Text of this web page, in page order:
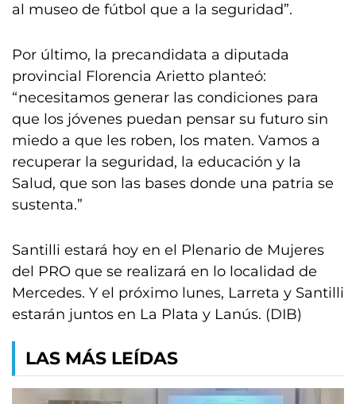
al museo de fútbol que a la seguridad”.
Por último, la precandidata a diputada
provincial Florencia Arietto planteó:
“necesitamos generar las condiciones para
que los jóvenes puedan pensar su futuro sin
miedo a que les roben, los maten. Vamos a
recuperar la seguridad, la educación y la
Salud, que son las bases donde una patria se
sustenta.”
Santilli estará hoy en el Plenario de Mujeres
del PRO que se realizará en lo localidad de
Mercedes. Y el próximo lunes, Larreta y Santilli
estarán juntos en La Plata y Lanús. (DIB)
LAS MÁS LEÍDAS